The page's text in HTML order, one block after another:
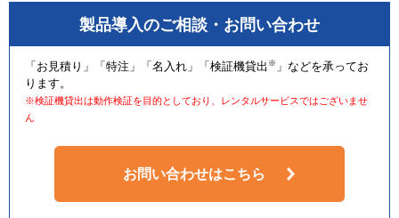
製品導入のご相談・お問い合わせ
「お見積り」「特注」「名入れ」「検証機貸出 ※ 」などを承ってお
ります。
※検証機貸出は動作検証を目的としており、レンタルサービスではございませ
ん
お問い合わせはこちら